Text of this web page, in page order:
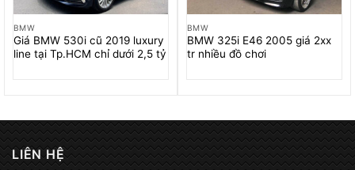
BMW
Giá BMW 530i cũ 2019 luxury
line tại Tp.HCM chỉ dưới 2,5 tỷ
BMW
BMW 325i E46 2005 giá 2xx
tr nhiều đồ chơi
LIÊN HỆ